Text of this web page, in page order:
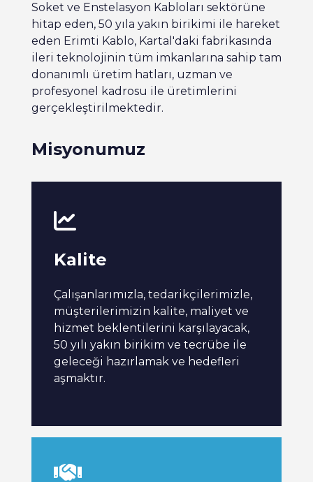
Soket ve Enstelasyon Kabloları sektörüne
hitap eden, 50 yıla yakın birikimi ile hareket
eden Erimti Kablo, Kartal'daki fabrikasında
ileri teknolojinin tüm imkanlarına sahip tam
donanımlı üretim hatları, uzman ve
profesyonel kadrosu ile üretimlerini
gerçekleştirilmektedir.
Misyonumuz
Kalite
Çalışanlarımızla, tedarikçilerimizle,
müşterilerimizin kalite, maliyet ve
hizmet beklentilerini karşılayacak,
50 yılı yakın birikim ve tecrübe ile
geleceği hazırlamak ve hedefleri
aşmaktır.